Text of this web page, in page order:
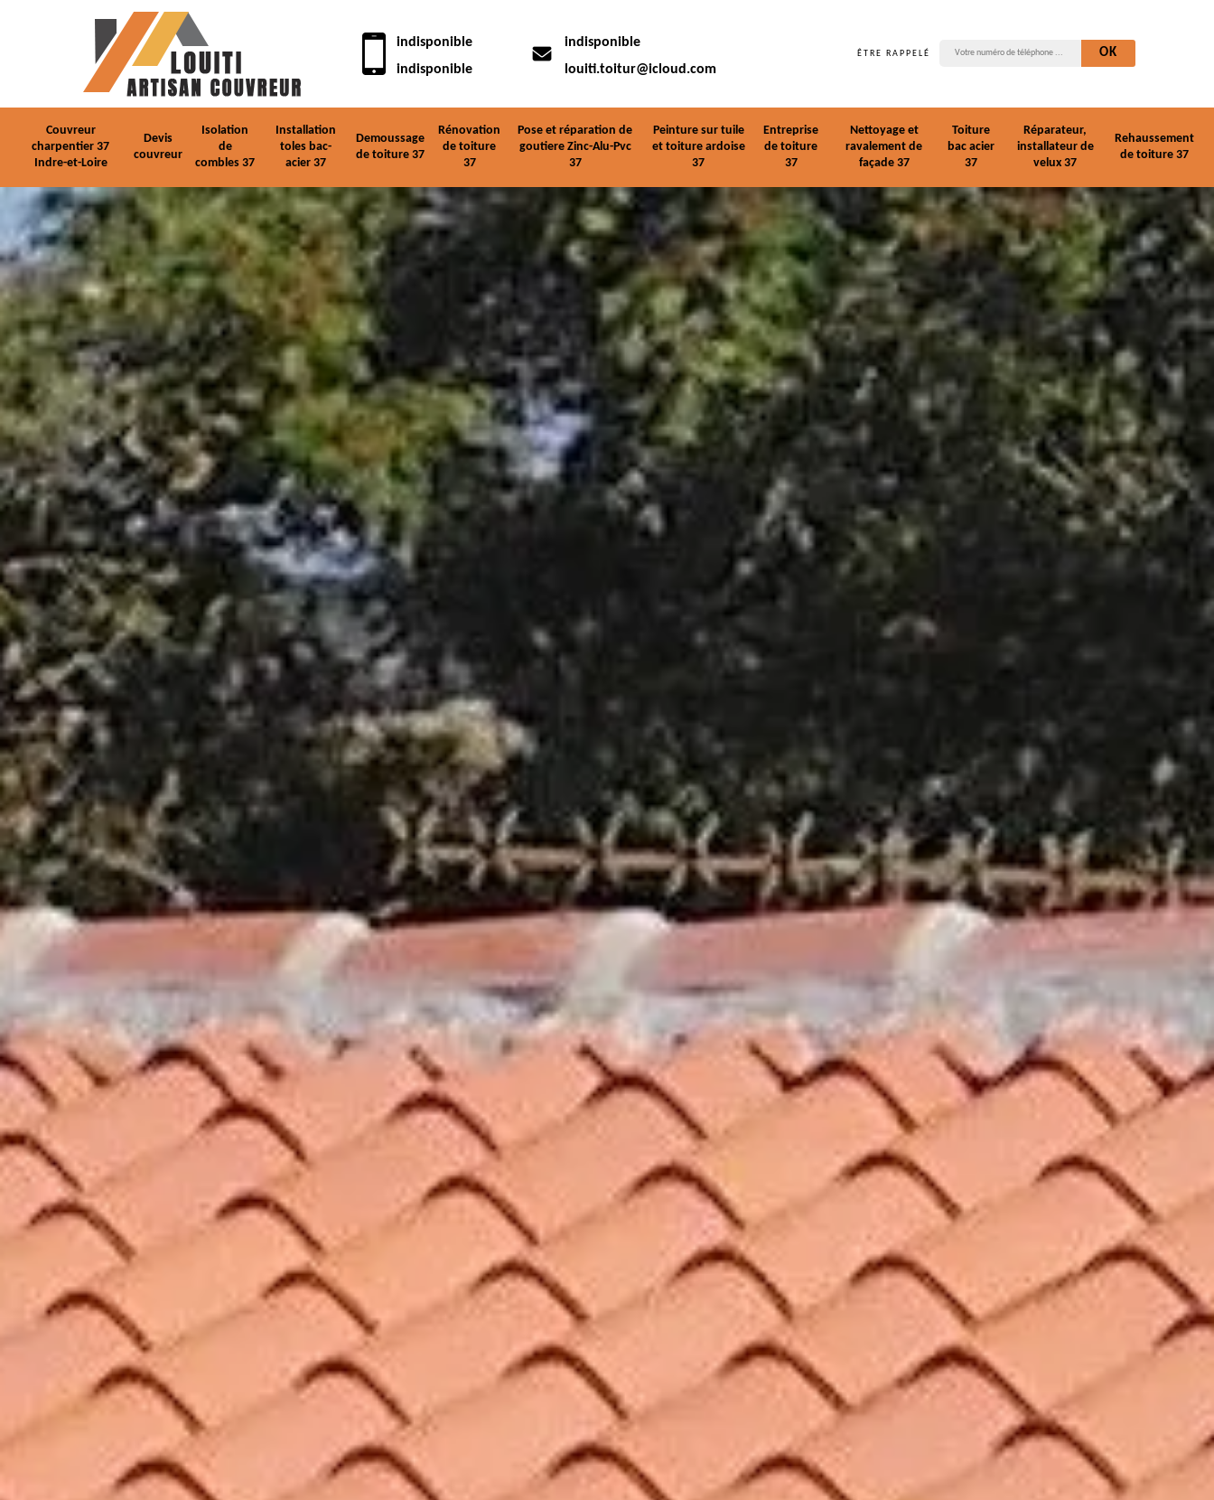
indisponible
indisponible
indisponible
louiti.toitur@icloud.com
ÊTRE RAPPELÉ
Couvreur
charpentier 37
Indre-et-Loire
Devis
couvreur
Isolation
de
combles 37
Installation
toles bac-
acier 37
Demoussage
de toiture 37
Rénovation
de toiture
37
Pose et réparation de
goutiere Zinc-Alu-Pvc
37
Peinture sur tuile
et toiture ardoise
37
Entreprise
de toiture
37
Nettoyage et
ravalement de
façade 37
Toiture
bac acier
37
Réparateur,
installateur de
velux 37
Rehaussement
de toiture 37